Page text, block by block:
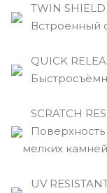
TWIN SHIELD
Встроенный
QUICK
SCRATCH
Поверхность
мелких
UV